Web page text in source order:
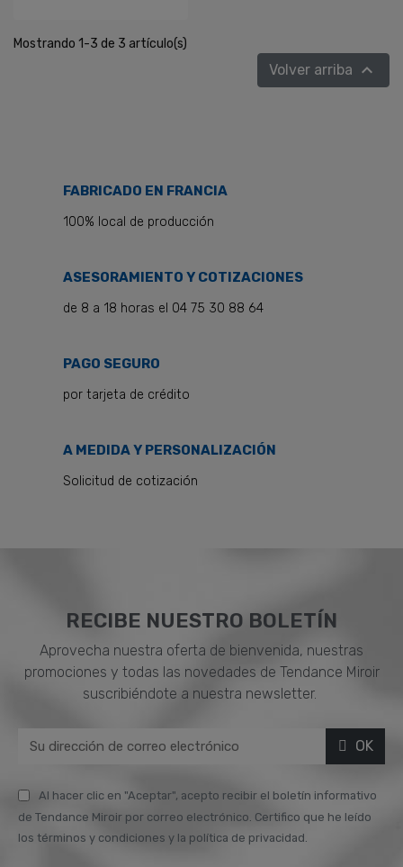
Mostrando 1-3 de 3 artículo(s)
Volver arriba 
FABRICADO EN FRANCIA
100% local de producción
ASESORAMIENTO Y COTIZACIONES
de 8 a 18 horas el 04 75 30 88 64
PAGO SEGURO
por tarjeta de crédito
A MEDIDA Y PERSONALIZACIÓN
Solicitud de cotización
RECIBE NUESTRO BOLETÍN
Aprovecha nuestra oferta de bienvenida, nuestras
promociones y todas las novedades de Tendance Miroir
suscribiéndote a nuestra newsletter.
OK
Al hacer clic en "Aceptar", acepto recibir el boletín informativo
de Tendance Miroir por correo electrónico. Certifico que he leído
los términos y condiciones y la política de privacidad.